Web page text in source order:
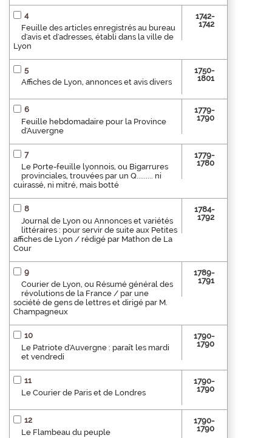
4
Feuille des articles enregistrés au bureau
d'avis et d'adresses, établi dans la ville de
Lyon
1742-
1742
5
Affiches de Lyon, annonces et avis divers
1750-
1801
6
Feuille hebdomadaire pour la Province
d'Auvergne
1779-
1790
7
Le Porte-feuille lyonnois, ou Bigarrures
provinciales, trouvées par un Q......... ni
cuirassé, ni mitré, mais botté
1779-
1780
8
Journal de Lyon ou Annonces et variétés
littéraires : pour servir de suite aux Petites
affiches de Lyon / rédigé par Mathon de La
Cour
1784-
1792
9
Courier de Lyon, ou Résumé général des
révolutions de la France / par une
société de gens de lettres et dirigé par M.
Champagneux
1789-
1791
10
Le Patriote d'Auvergne : paraît les mardi
et vendredi
1790-
1790
11
Le Courier de Paris et de Londres
1790-
1790
12
Le Flambeau du peuple
1790-
1790